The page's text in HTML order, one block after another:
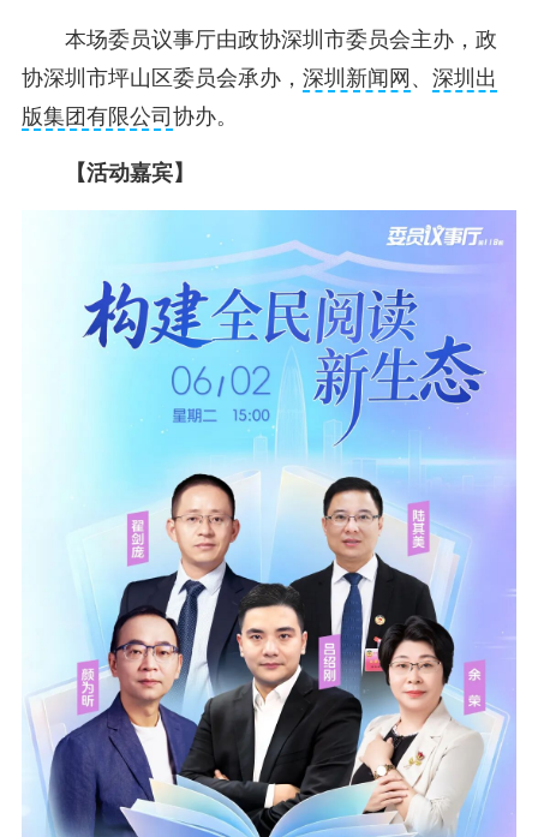
本场委员议事厅由政协深圳市委员会主办，政
协深圳市坪山区委员会承办， 深圳新闻网 、 深圳出
版集团有限公司 协办。
【活动嘉宾】